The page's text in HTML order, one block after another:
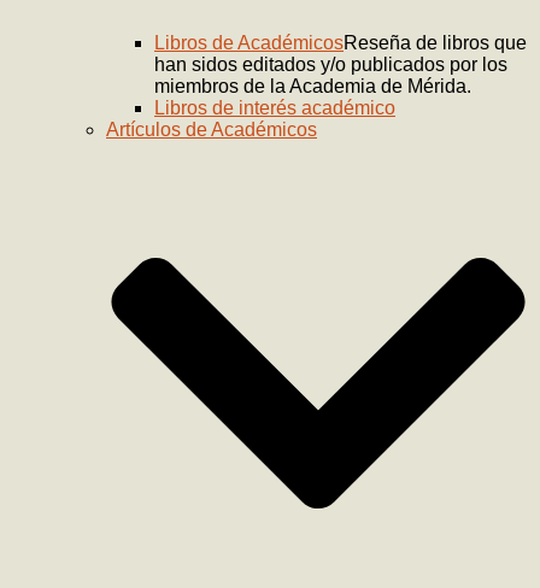
Libros de AcadémicosReseña de libros que
han sidos editados y/o publicados por los
miembros de la Academia de Mérida.
Libros de interés académico
Artículos de Académicos